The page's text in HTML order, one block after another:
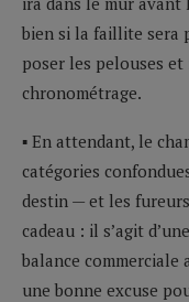
bien si la faillite sera
poser les pelouses
chronométrage.
▪ En attendant, le
catégories
destin — et les
cadeau : il s’agit
balance
une bonne excuse